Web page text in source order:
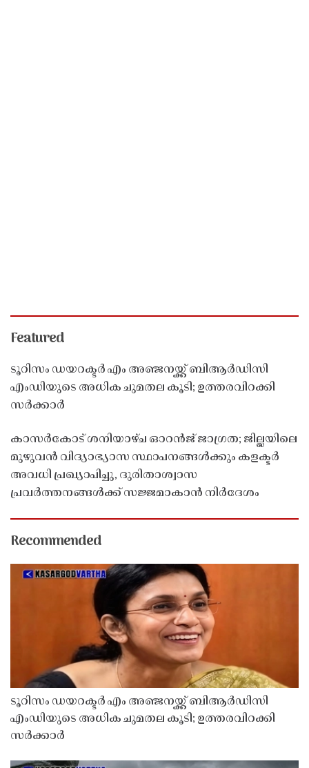
Featured
ടൂറിസം ഡയറക്ടർ എം അഞ്ജനയ്ക്ക് ബിആർഡിസി
എംഡിയുടെ അധിക ചുമതല കൂടി; ഉത്തരവിറക്കി
സർക്കാർ
കാസർകോട് ശനിയാഴ്ച ഓറൻജ് ജാഗ്രത; ജില്ലയിലെ
മുഴുവൻ വിദ്യാഭ്യാസ സ്ഥാപനങ്ങൾക്കും കളക്ടർ
അവധി പ്രഖ്യാപിച്ചു, ദുരിതാശ്വാസ
പ്രവർത്തനങ്ങൾക്ക് സജ്ജമാകാൻ നിർദേശം
Recommended
ടൂറിസം ഡയറക്ടർ എം അഞ്ജനയ്ക്ക് ബിആർഡിസി
എംഡിയുടെ അധിക ചുമതല കൂടി; ഉത്തരവിറക്കി
സർക്കാർ